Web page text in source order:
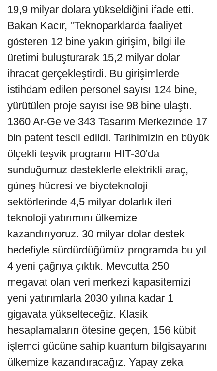
19,9 milyar dolara yükseldiğini ifade etti.
Bakan Kacır, "Teknoparklarda faaliyet
gösteren 12 bine yakın girişim, bilgi ile
üretimi buluşturarak 15,2 milyar dolar
ihracat gerçekleştirdi. Bu girişimlerde
istihdam edilen personel sayısı 124 bine,
yürütülen proje sayısı ise 98 bine ulaştı.
1360 Ar-Ge ve 343 Tasarım Merkezinde 17
bin patent tescil edildi. Tarihimizin en büyük
ölçekli teşvik programı HIT-30'da
sunduğumuz desteklerle elektrikli araç,
güneş hücresi ve biyoteknoloji
sektörlerinde 4,5 milyar dolarlık ileri
teknoloji yatırımını ülkemize
kazandırıyoruz. 30 milyar dolar destek
hedefiyle sürdürdüğümüz programda bu yıl
4 yeni çağrıya çıktık. Mevcutta 250
megavat olan veri merkezi kapasitemizi
yeni yatırımlarla 2030 yılına kadar 1
gigavata yükselteceğiz. Klasik
hesaplamaların ötesine geçen, 156 kübit
işlemci gücüne sahip kuantum bilgisayarını
ülkemize kazandıracağız. Yapay zeka